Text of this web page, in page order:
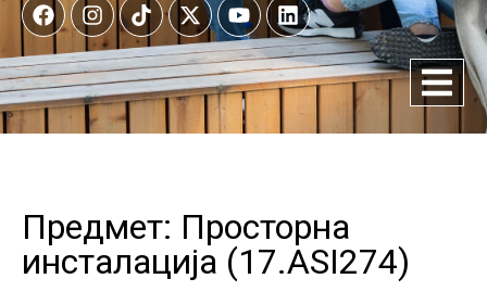
Предмет: Просторна
инсталација (17.ASI274)